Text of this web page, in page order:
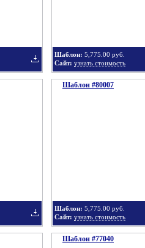
Шаблон: 5,775.00 руб.
Сайт: узнать стоимость
Шаблон #80007
Шаблон: 5,775.00 руб.
Сайт: узнать стоимость
Шаблон #77040